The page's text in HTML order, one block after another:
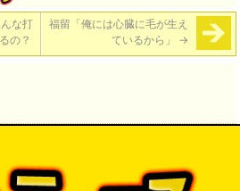
な打
の？
福留「俺には心臓に毛が生え
ているから」 →